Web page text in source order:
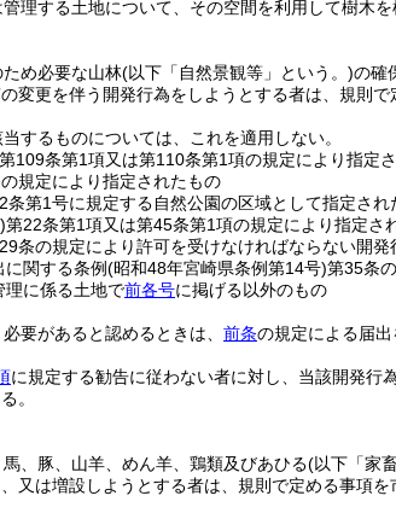
理する土地について、その空間を利用して樹木を
め必要な山林(以下「自然景観等」という。)の確
変更を伴う開発行為をしようとする者は、規則
するものについては、これを適用しない。
第109条第1項又は第110条第1項の規定により指定
規定により指定されたもの
条第1号に規定する自然公園の区域として指定され
第22条第1項又は第45条第1項の規定により指定さ
条の規定により許可を受けなければならない開発
関する条例(昭和48年宮崎県条例第14号)第35条
理に係る土地で前各号に掲げる以外のもの
要があると認めるときは、 前条の規定による届
に規定する勧告に従わない者に対し、当該開発行
。
、豚、山羊、めん羊、鶏類及びあひる(以下「家
又は増設しようとする者は、規則で定める事項を